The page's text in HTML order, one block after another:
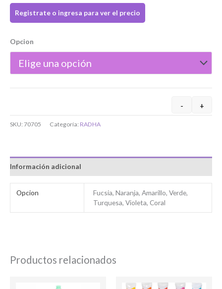
Registrate o ingresa para ver el precio
Opcion
- +
SKU:70705 Categoría: RADHA
Información adicional
Opcion
Fucsia, Naranja, Amarillo, Verde,
Turquesa, Violeta, Coral
Productos relacionados
Toca para ingresar
Bienvenido/a